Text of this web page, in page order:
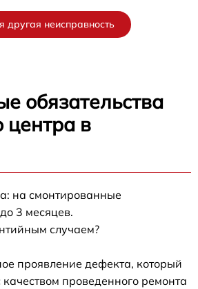
другая неисправность
обязательства
центра в
на смонтированные
3 месяцев.
случаем?
проявление дефекта, который
проведенного ремонта